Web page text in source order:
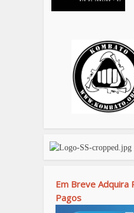
Em Breve Adquira
Pagos